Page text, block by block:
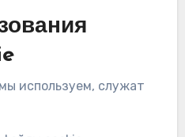
используем, служат